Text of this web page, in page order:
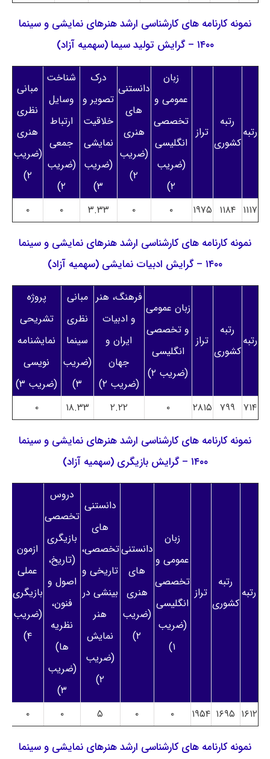
نمونه کارنامه های کارشناسی ارشد هنرهای نمایشی و سینما
۱۴۰۰ – گرایش تولید سیما (سهمیه آزاد)
رتبه
رتبه
کشوری
تراز
زبان
عمومی و
تخصصی
انگلیسی
(ضریب
۲)
دانستنی
های
هنری
(ضریب
۲)
درک
تصویر و
خلاقیت
نمایشی
(ضریب
۳)
شناخت
وسایل
ارتباط
جمعی
(ضریب
۲)
مبانی
نظری
هنری
(ضریب
۲)
۱۱۱۷ ۱۱۸۴ ۱۹۷۵ ۰ ۰ ۳.۳۳ ۰ ۰
نمونه کارنامه های کارشناسی ارشد هنرهای نمایشی و سینما
۱۴۰۰ – گرایش ادبیات نمایشی (سهمیه آزاد)
رتبه
رتبه
کشوری
تراز
زبان عمومی
و تخصصی
انگلیسی
(ضریب ۲)
فرهنگ، هنر
و ادبیات
ایران و
جهان
(ضریب ۲)
مبانی
نظری
سینما
(ضریب
۳)
پروژه
تشریحی
نمایشنامه
نویسی
(ضریب ۳)
۷۱۴ ۷۹۹ ۲۸۱۵ ۰ ۲.۲۲ ۱۸.۳۳ ۰
نمونه کارنامه های کارشناسی ارشد هنرهای نمایشی و سینما
۱۴۰۰ – گرایش بازیگری (سهمیه آزاد)
رتبه
رتبه
کشوری
تراز
زبان
عمومی و
تخصصی
انگلیسی
(ضریب
۱)
دانستنی
های
هنری
(ضریب
۲)
دانستنی
های
تخصصی،
تاریخی و
بینشی در
هنر
نمایش
(ضریب
۲)
دروس
تخصصی
بازیگری
(تاریخ،
اصول و
فنون،
نظریه
ها)
(ضریب
۳)
ازمون
عملی
بازیگری
(ضریب
۴)
۱۶۱۲ ۱۶۹۵ ۱۹۵۴ ۰ ۰ ۵ ۰ ۰
نمونه کارنامه های کارشناسی ارشد هنرهای نمایشی و سینما